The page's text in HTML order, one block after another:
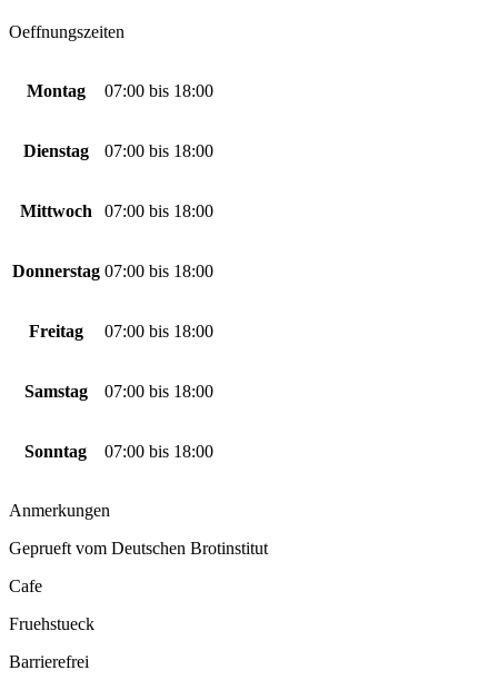
Oeffnungszeiten
Montag 07:00 bis 18:00
Dienstag 07:00 bis 18:00
Mittwoch 07:00 bis 18:00
Donnerstag 07:00 bis 18:00
Freitag 07:00 bis 18:00
Samstag 07:00 bis 18:00
Sonntag 07:00 bis 18:00
Anmerkungen
Geprueft vom Deutschen Brotinstitut
Cafe
Fruehstueck
Barrierefrei